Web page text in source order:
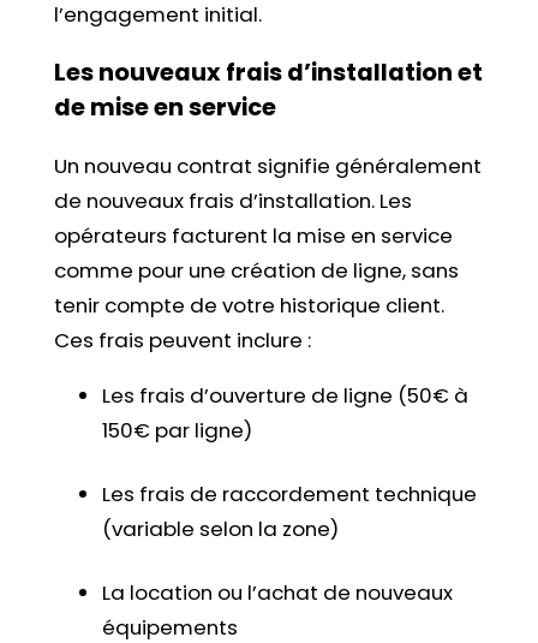
l’engagement initial.
Les nouveaux frais d’installation et
de mise en service
Un nouveau contrat signifie généralement
de nouveaux frais d’installation. Les
opérateurs facturent la mise en service
comme pour une création de ligne, sans
tenir compte de votre historique client.
Ces frais peuvent inclure :
Les frais d’ouverture de ligne (50€ à
150€ par ligne)
Les frais de raccordement technique
(variable selon la zone)
La location ou l’achat de nouveaux
équipements